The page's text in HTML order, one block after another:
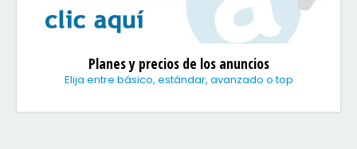
Planes y precios de los anuncios
Elija entre básico, estándar, avanzado o top